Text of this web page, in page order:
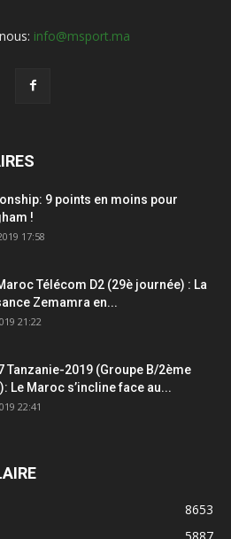
info@msport.ma
9 points en moins pour
!
17:58
Télécom D2 (29è journée) : La
Zemamra en...
21:22
Tanzanie-2019 (Groupe B/2ème
Le Maroc s’incline face au...
22:41
8653